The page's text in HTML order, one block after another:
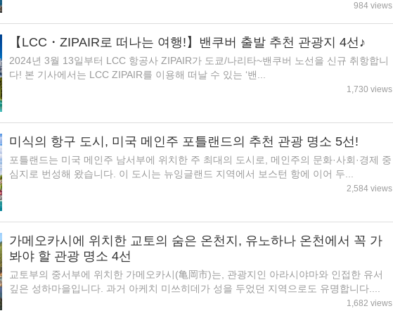
984 views
【LCC・ZIPAIR로 떠나는 여행!】밴쿠버 출발 추천 관광지 4선♪
2024년 3월 13일부터 LCC 항공사 ZIPAIR가 도쿄/나리타~밴쿠버 노선을 신규 취항합니
다! 본 기사에서는 LCC ZIPAIR를 이용해 떠날 수 있는 ‘밴...
1,730 views
미식의 항구 도시, 미국 메인주 포틀랜드의 추천 관광 명소 5선!
포틀랜드는 미국 메인주 남서부에 위치한 주 최대의 도시로, 메인주의 문화·사회·경제 중
심지로 번성해 왔습니다. 이 도시는 뉴잉글랜드 지역에서 보스턴 항에 이어 두...
2,584 views
가메오카시에 위치한 교토의 숨은 온천지, 유노하나 온천에서 꼭 가
봐야 할 관광 명소 4선
교토부의 중서부에 위치한 가메오카시(亀岡市)는, 관광지인 아라시야마와 인접한 유서
깊은 성하마을입니다. 과거 아케치 미쓰히데가 성을 두었던 지역으로도 유명합니다....
1,682 views